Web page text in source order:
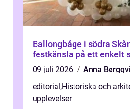
Ballongbåge i södra
festkänsla på ett enkelt
09 juli 2026
Anna
editorial ,Historiska och
upplevelser